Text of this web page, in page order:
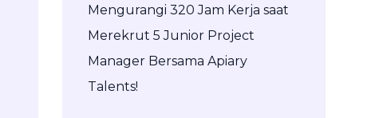
Mengurangi 320 Jam Kerja saat
Merekrut 5 Junior Project
Manager Bersama Apiary
Talents!